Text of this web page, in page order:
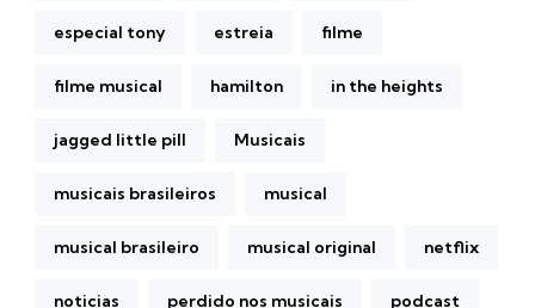
especial tony estreia filme
filme musical hamilton in the heights
jagged little pill Musicais
musicais brasileiros musical
musical brasileiro musical original netflix
noticias perdido nos musicais podcast